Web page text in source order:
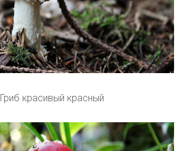
Гриб красивый красный